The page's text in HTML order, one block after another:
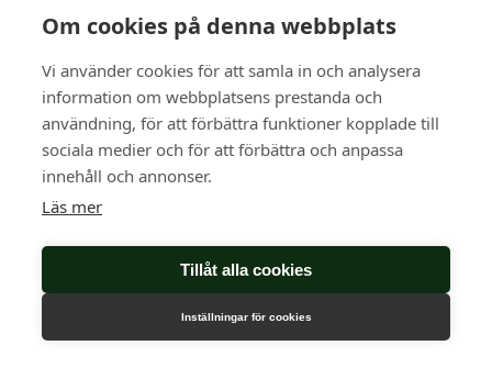
Om cookies på denna webbplats
Vi använder cookies för att samla in och analysera
information om webbplatsens prestanda och
användning, för att förbättra funktioner kopplade till
sociala medier och för att förbättra och anpassa
innehåll och annonser.
Läs mer
Tillåt alla cookies
Inställningar för cookies